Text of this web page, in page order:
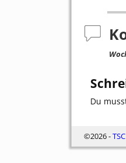
Du
©2026 -